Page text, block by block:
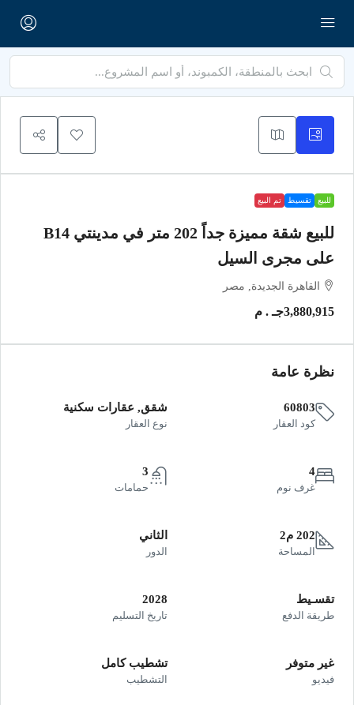
للبيع تقسيط تم البيع
للبيع شقة مميزة جداً 202 متر في مدينتي B14
على مجرى السيل
القاهرة الجديدة, مصر
3,880,915جـ . م
نظرة عامة
60803
كود العقار
شقق, عقارات سكنية
نوع العقار
4
غرف نوم
3
حمامات
202 م2
المساحة
الثاني
الدور
تقسـيط
طريقة الدفع
2028
تاريخ التسليم
غير متوفر
فيديو
تشطيب كامل
التشطيب